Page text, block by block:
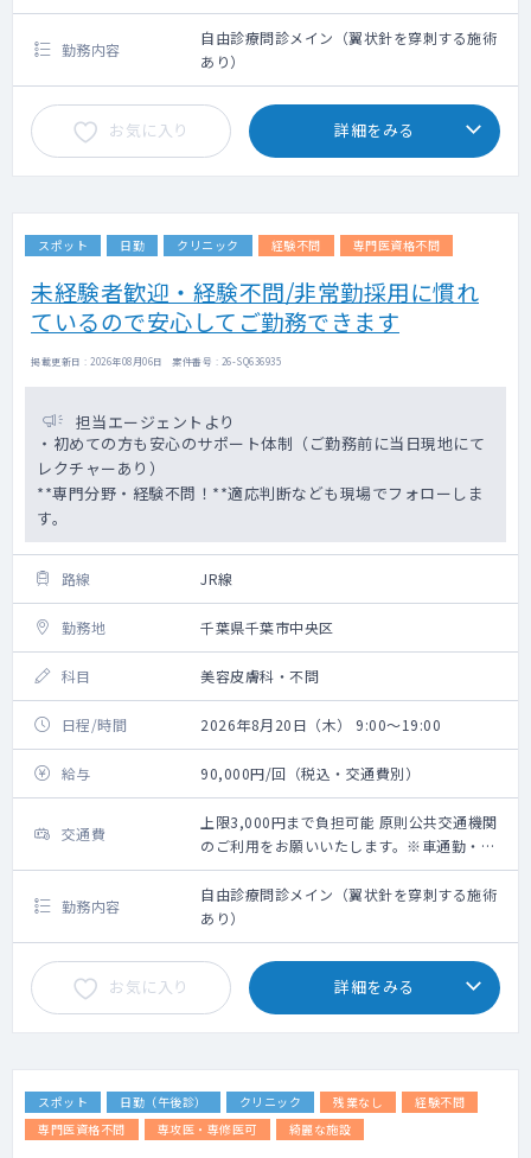
クシー利用要相談
勤務内容
自由診療問診メイン（翼状針を穿刺する施術
あり）
お気に入り 詳細をみる
スポット 日勤 クリニック 経験不問 専門医資格不問
未経験者歓迎・経験不問/非常勤採用に慣れ
ているので安心してご勤務できます
掲載更新日 : 2026年08月06日 案件番号 : 26-SQ636935
担当エージェントより
・初めての方も安心のサポート体制（ご勤務前に当日現地にて
レクチャーあり）
**専門分野・経験不問！**適応判断なども現場でフォローしま
す。
路線 JR線
勤務地 千葉県千葉市中央区
科目 美容皮膚科・不問
日程/時間 2026年8月20日（木） 9:00～19:00
給与 90,000円/回（税込・交通費別）
交通費
上限3,000円まで負担可能 原則公共交通機関
のご利用をお願いいたします。※車通勤・タ
クシー利用要相談
勤務内容
自由診療問診メイン（翼状針を穿刺する施術
あり）
お気に入り 詳細をみる
スポット 日勤（午後診） クリニック 残業なし
経験不問
専門医資格不問
専攻医・専修医可 綺麗な施設